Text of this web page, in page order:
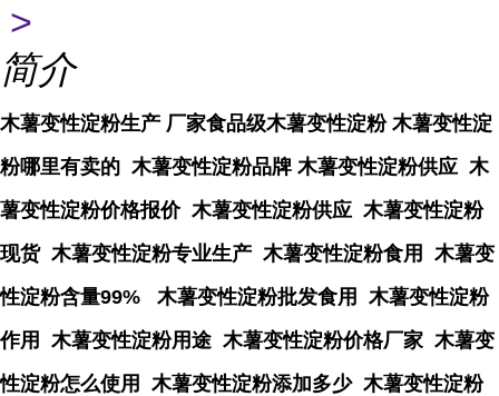
>
简介
木薯变性淀粉生产 厂家食品级木薯变性淀粉 木薯变性淀
粉哪里有卖的 木薯变性淀粉品牌 木薯变性淀粉供应 木
薯变性淀粉价格报价 木薯变性淀粉供应 木薯变性淀粉
现货 木薯变性淀粉专业生产 木薯变性淀粉食用 木薯变
性淀粉含量99% 木薯变性淀粉批发食用 木薯变性淀粉
作用 木薯变性淀粉用途 木薯变性淀粉价格厂家 木薯变
性淀粉怎么使用 木薯变性淀粉添加多少 木薯变性淀粉